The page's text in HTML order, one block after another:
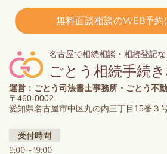
無料面談相談のWEB予約
名古屋で相続相談・相続登記な
ごとう相続手続
運営：ごとう司法書士事務所・ごとう不
〒460-0002
愛知県名古屋市中区丸の内三丁目15番３
受付時間
9:00～19:00